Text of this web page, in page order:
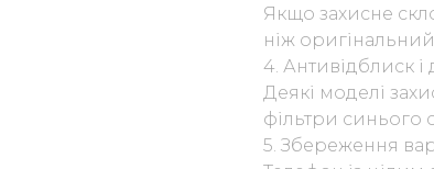
Якщо захисне
ніж
4. Антивідблиск і
Деякі моделі
фільтри синього
5. Збереження